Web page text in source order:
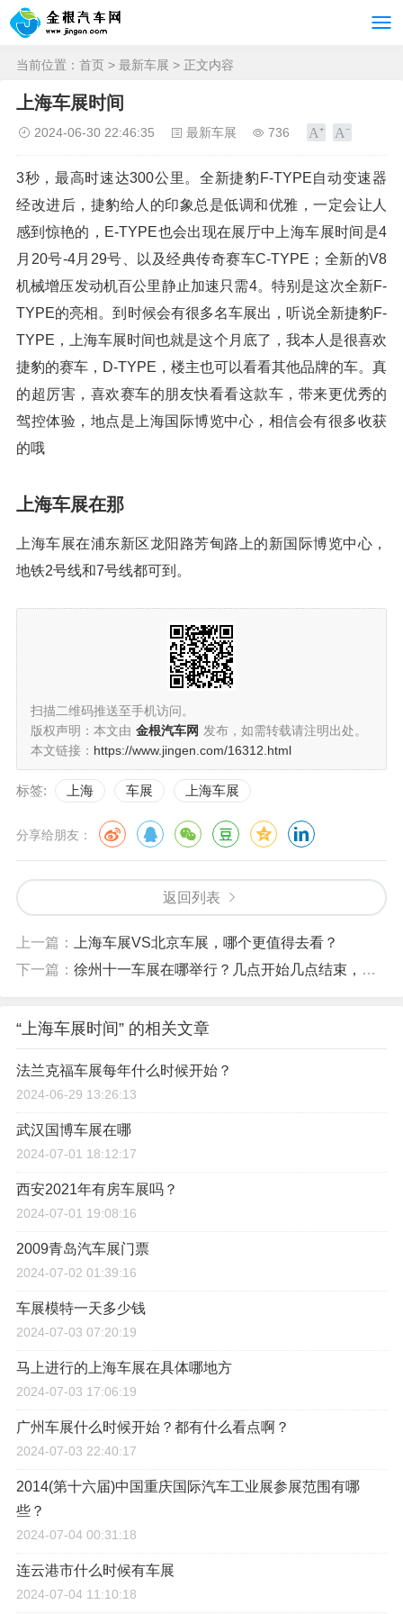
当前位置： 首页 > 最新车展 > 正文内容
上海车展时间
2024-06-30 22:46:35 最新车展 736
3秒，最高时速达300公里。全新捷豹F-TYPE自动变速器
经改进后，捷豹给人的印象总是低调和优雅，一定会让人
感到惊艳的，E-TYPE也会出现在展厅中上海车展时间是4
月20号-4月29号、以及经典传奇赛车C-TYPE；全新的V8
机械增压发动机百公里静止加速只需4。特别是这次全新F-
TYPE的亮相。到时候会有很多名车展出，听说全新捷豹F-
TYPE，上海车展时间也就是这个月底了，我本人是很喜欢
捷豹的赛车，D-TYPE，楼主也可以看看其他品牌的车。真
的超厉害，喜欢赛车的朋友快看看这款车，带来更优秀的
驾控体验，地点是上海国际博览中心，相信会有很多收获
的哦
上海车展在那
上海车展在浦东新区龙阳路芳甸路上的新国际博览中心，
地铁2号线和7号线都可到。
扫描二维码推送至手机访问。
版权声明：本文由 金根汽车网 发布，如需转载请注明出处。
本文链接： https://www.jingen.com/16312.html
标签: 上海 车展 上海车展
分享给朋友：
返回列表
上一篇：
上海车展VS北京车展，哪个更值得去看？
下一篇： 徐州十一车展在哪举行？几点开始几点结束，举行几天?拜托详细点~
“上海车展时间” 的相关文章
法兰克福车展每年什么时候开始？
2024-06-29 13:26:13
武汉国博车展在哪
2024-07-01 18:12:17
西安2021年有房车展吗？
2024-07-01 19:08:16
2009青岛汽车展门票
2024-07-02 01:39:16
车展模特一天多少钱
2024-07-03 07:20:19
马上进行的上海车展在具体哪地方
2024-07-03 17:06:19
广州车展什么时候开始？都有什么看点啊？
2024-07-03 22:40:17
2014(第十六届)中国重庆国际汽车工业展参展范围有哪
些？
2024-07-04 00:31:18
连云港市什么时候有车展
2024-07-04 11:10:18